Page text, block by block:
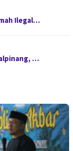
Ilegal…
…